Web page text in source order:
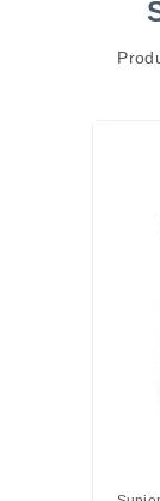
Ideāli
Sastāvs (uz
Vitamīni: A
vitamīns
300 μg, B2
B12
μg,
μg,